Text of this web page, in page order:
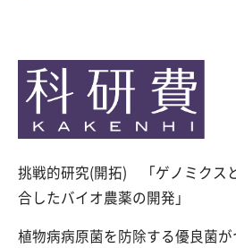
挑戦的研究(開拓) 「ゲノミクス
合したバイオ農薬の開発」
植物病病原菌を防除する優良菌